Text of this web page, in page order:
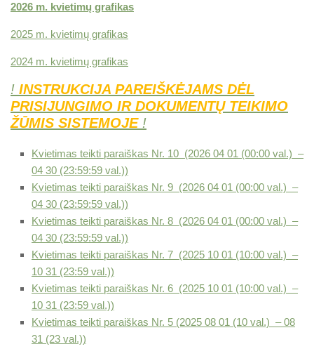
2026 m. kvietimų grafikas
2025 m. kvietimų grafikas
2024 m. kvietimų grafikas
! INSTRUKCIJA PAREIŠKĖJAMS DĖL
PRISIJUNGIMO IR DOKUMENTŲ TEIKIMO
ŽŪMIS SISTEMOJE!
Kvietimas teikti paraiškas Nr. 10 (2026 04 01 (00:00 val.) –
04 30 (23:59:59 val.))
Kvietimas teikti paraiškas Nr. 9 (2026 04 01 (00:00 val.) –
04 30 (23:59:59 val.))
Kvietimas teikti paraiškas Nr. 8 (2026 04 01 (00:00 val.) –
04 30 (23:59:59 val.))
Kvietimas teikti paraiškas Nr. 7 (2025 10 01 (10:00 val.) –
10 31 (23:59 val.))
Kvietimas teikti paraiškas Nr. 6 (2025 10 01 (10:00 val.) –
10 31 (23:59 val.))
Kvietimas teikti paraiškas Nr. 5 (2025 08 01 (10 val.) – 08
31 (23 val.))